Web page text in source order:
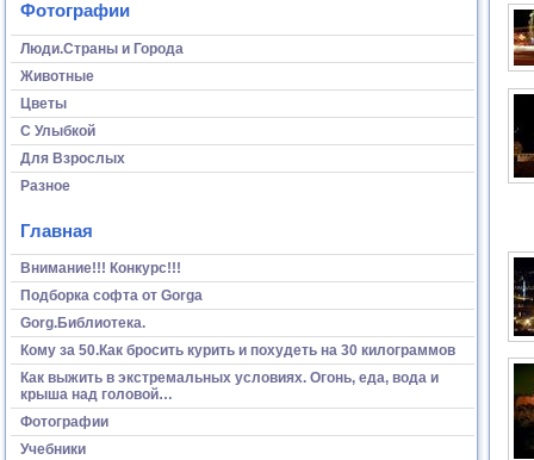
Фотографии
Люди.Страны и Города
Животные
Цветы
С Улыбкой
Для Взрослых
Разное
Главная
Внимание!!! Конкурс!!!
Подборка софта от Gorga
Gorg.Библиотека.
Кому за 50.Как бросить курить и похудеть на 30 килограммов
Как выжить в экстремальных условиях. Огонь, еда, вода и
крыша над головой…
Фотографии
Учебники